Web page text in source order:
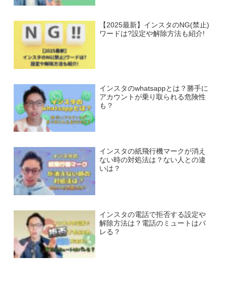
【2025最新】インスタのNG(禁止)
ワードは?設定や解除方法も紹介!
インスタのwhatsappとは？勝手に
アカウントが乗り取られる危険性
も？
インスタの紙飛行機マークが消え
ない時の対処法は？ない人との違
いは？
インスタの電話で拒否する設定や
解除方法は？電話のミュートはバ
レる？